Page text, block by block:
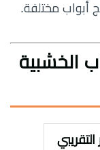
أبواب مختلفة.
الخشبية